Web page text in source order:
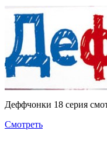
Деффчонки 18 серия
Смотреть